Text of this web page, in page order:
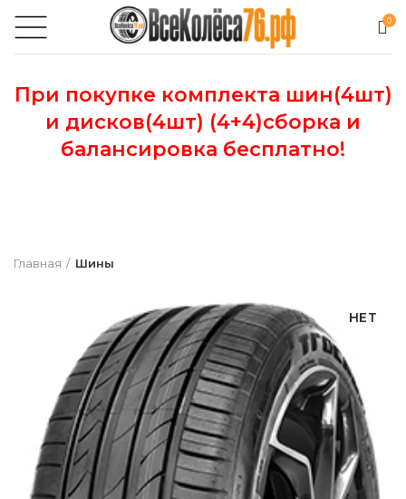
0
При покупке комплекта шин(4шт)
и дисков(4шт) (4+4)сборка и
балансировка бесплатно!
Главная Шины
НЕТ